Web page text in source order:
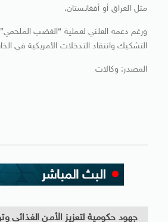
مثل العراق أو أفغانستان.
ورغم دعمه العلني لعملية “الغضب
التشكيك وانتقاد التدخلات الأمريكية في
المصدر: وكالات
جهود حكومية لتعزيز الأمن الغذائى